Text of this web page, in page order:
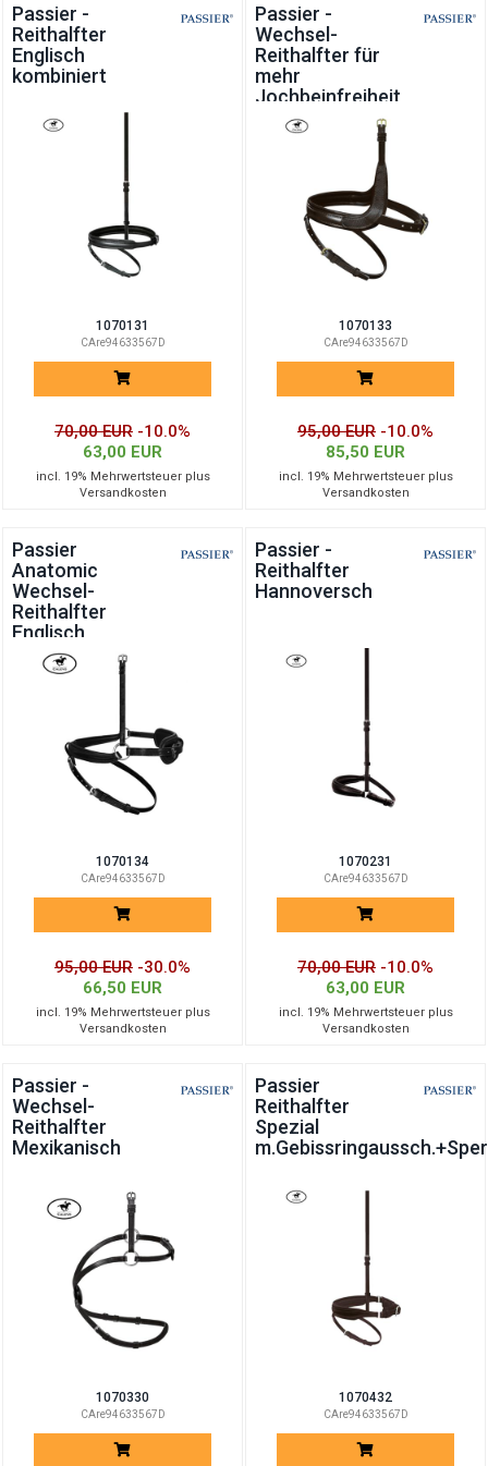
Passier -
Reithalfter
Englisch
kombiniert
1070131
CAre94633567D
70,00 EUR -10.0%
63,00 EUR
incl. 19% Mehrwertsteuer plus
Versandkosten
Passier -
Wechsel-
Reithalfter für
mehr
Jochbeinfreiheit
1070133
CAre94633567D
95,00 EUR -10.0%
85,50 EUR
incl. 19% Mehrwertsteuer plus
Versandkosten
Passier
Anatomic
Wechsel-
Reithalfter
Englisch
komb.m.Ringen
1070134
CAre94633567D
95,00 EUR -30.0%
66,50 EUR
incl. 19% Mehrwertsteuer plus
Versandkosten
Passier -
Reithalfter
Hannoversch
1070231
CAre94633567D
70,00 EUR -10.0%
63,00 EUR
incl. 19% Mehrwertsteuer plus
Versandkosten
Passier -
Wechsel-
Reithalfter
Mexikanisch
1070330
CAre94633567D
Passier
Reithalfter
Spezial
1070432
CAre94633567D